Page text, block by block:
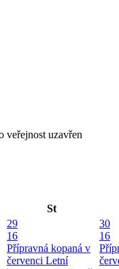
veřejnost uzavřen
St
29
16
Přípravná kopaná v
červenci Letní
30
16